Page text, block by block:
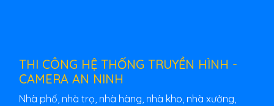
THI CÔNG HỆ THỐNG TRUYỀN HÌNH -
CAMERA AN NINH
Nhà phố, nhà trọ, nhà hàng, nhà kho, nhà xưởng,